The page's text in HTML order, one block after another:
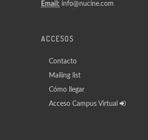
Email: info@nucine.com
ACCESOS
Contacto
Mailing list
Cómo llegar
Acceso Campus Virtual